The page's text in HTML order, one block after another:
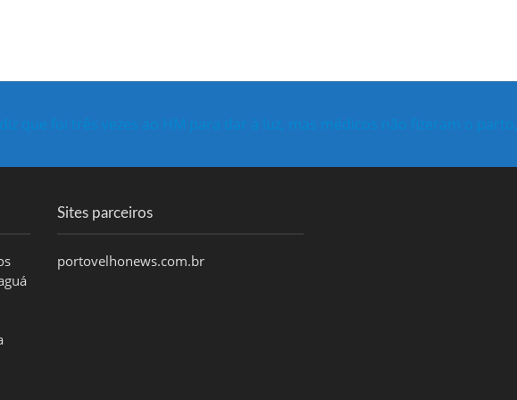
que foi três vezes ao HM para dar à luz, mas médicos não fizeram o
Sites parceiros
portovelhonews.com.br